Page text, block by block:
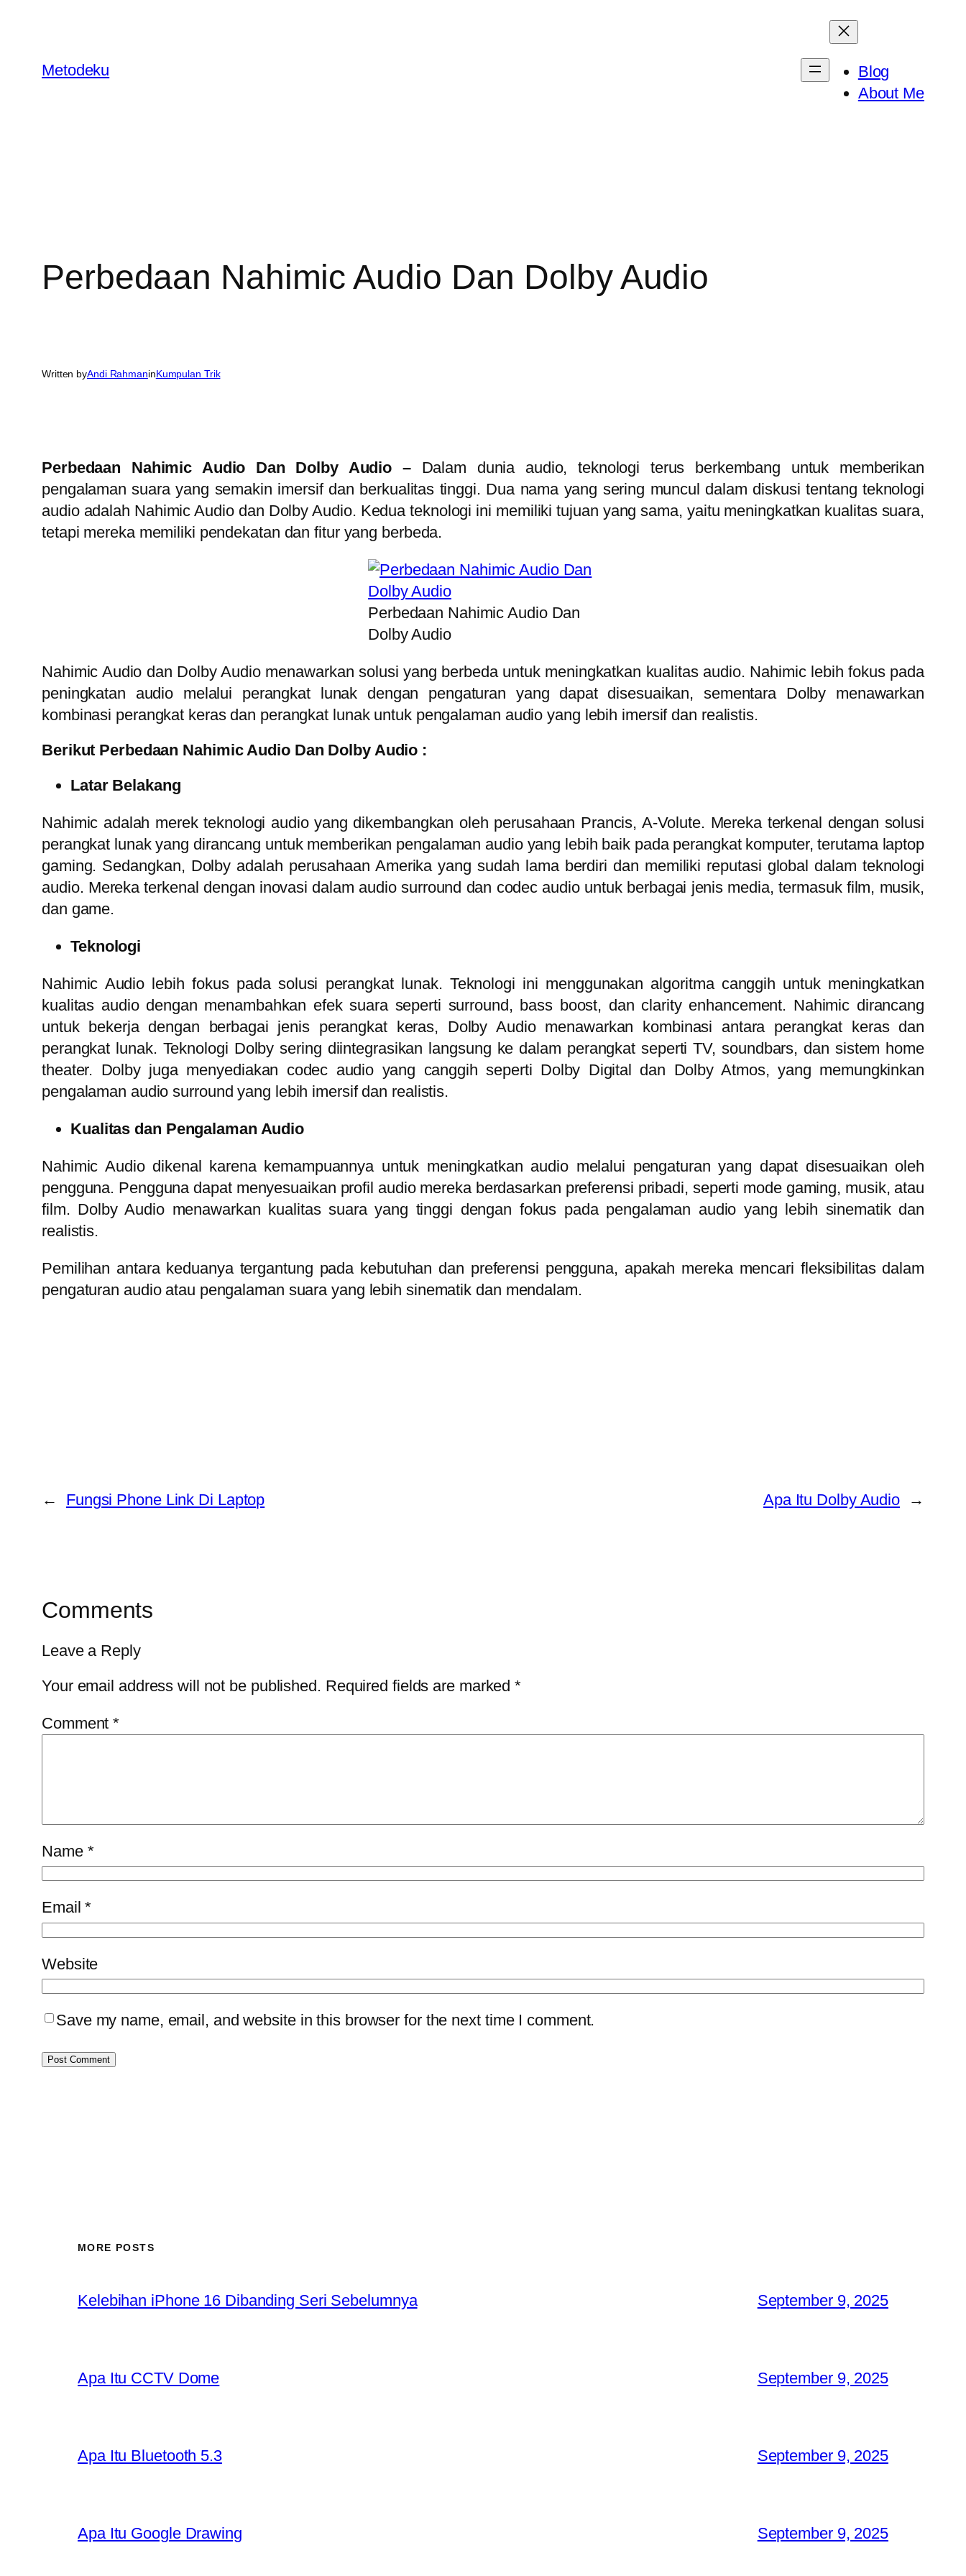
Metodeku
Blog
About Me
Perbedaan Nahimic Audio Dan Dolby Audio
Written byAndi RahmaninKumpulan Trik
Perbedaan Nahimic Audio Dan Dolby Audio – Dalam dunia audio, teknologi terus berkembang untuk memberikan
pengalaman suara yang semakin imersif dan berkualitas tinggi. Dua nama yang sering muncul dalam diskusi tentang teknologi
audio adalah Nahimic Audio dan Dolby Audio. Kedua teknologi ini memiliki tujuan yang sama, yaitu meningkatkan kualitas suara,
tetapi mereka memiliki pendekatan dan fitur yang berbeda.
Perbedaan Nahimic Audio Dan
Dolby Audio
Nahimic Audio dan Dolby Audio menawarkan solusi yang berbeda untuk meningkatkan kualitas audio. Nahimic lebih fokus pada
peningkatan audio melalui perangkat lunak dengan pengaturan yang dapat disesuaikan, sementara Dolby menawarkan
kombinasi perangkat keras dan perangkat lunak untuk pengalaman audio yang lebih imersif dan realistis.
Berikut Perbedaan Nahimic Audio Dan Dolby Audio :
Latar Belakang
Nahimic adalah merek teknologi audio yang dikembangkan oleh perusahaan Prancis, A-Volute. Mereka terkenal dengan solusi
perangkat lunak yang dirancang untuk memberikan pengalaman audio yang lebih baik pada perangkat komputer, terutama laptop
gaming. Sedangkan, Dolby adalah perusahaan Amerika yang sudah lama berdiri dan memiliki reputasi global dalam teknologi
audio. Mereka terkenal dengan inovasi dalam audio surround dan codec audio untuk berbagai jenis media, termasuk film, musik,
dan game.
Teknologi
Nahimic Audio lebih fokus pada solusi perangkat lunak. Teknologi ini menggunakan algoritma canggih untuk meningkatkan
kualitas audio dengan menambahkan efek suara seperti surround, bass boost, dan clarity enhancement. Nahimic dirancang
untuk bekerja dengan berbagai jenis perangkat keras, Dolby Audio menawarkan kombinasi antara perangkat keras dan
perangkat lunak. Teknologi Dolby sering diintegrasikan langsung ke dalam perangkat seperti TV, soundbars, dan sistem home
theater. Dolby juga menyediakan codec audio yang canggih seperti Dolby Digital dan Dolby Atmos, yang memungkinkan
pengalaman audio surround yang lebih imersif dan realistis.
Kualitas dan Pengalaman Audio
Nahimic Audio dikenal karena kemampuannya untuk meningkatkan audio melalui pengaturan yang dapat disesuaikan oleh
pengguna. Pengguna dapat menyesuaikan profil audio mereka berdasarkan preferensi pribadi, seperti mode gaming, musik, atau
film. Dolby Audio menawarkan kualitas suara yang tinggi dengan fokus pada pengalaman audio yang lebih sinematik dan
realistis.
Pemilihan antara keduanya tergantung pada kebutuhan dan preferensi pengguna, apakah mereka mencari fleksibilitas dalam
pengaturan audio atau pengalaman suara yang lebih sinematik dan mendalam.
← Fungsi Phone Link Di Laptop Apa Itu Dolby Audio →
Comments
Leave a Reply
Your email address will not be published. Required fields are marked*
Comment*
Name *
Email*
Website
Save my name, email, and website in this browser for the next time I comment.
MORE POSTS
Kelebihan iPhone 16 Dibanding Seri Sebelumnya September 9, 2025
Apa Itu CCTV Dome September 9, 2025
Apa Itu Bluetooth 5.3 September 9, 2025
Apa Itu Google Drawing September 9, 2025